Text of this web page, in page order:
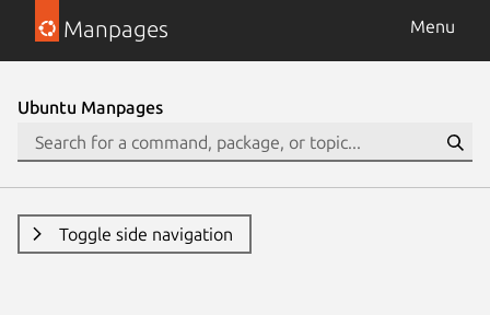
Manpages Menu
Ubuntu Manpages
Toggle side navigation